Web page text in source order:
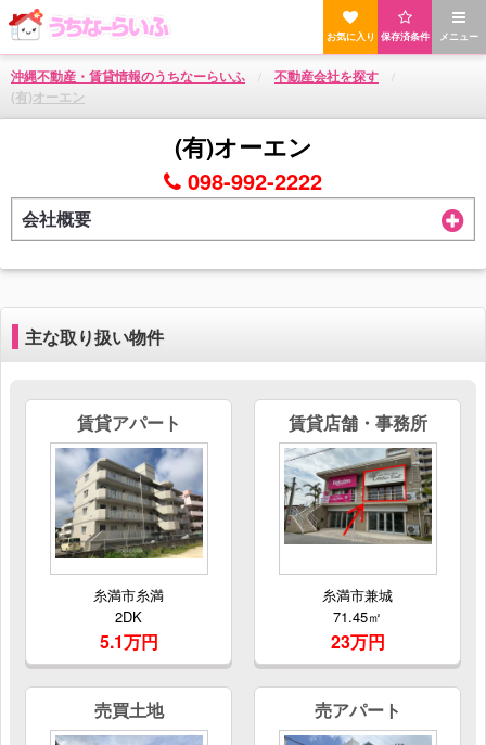
メニュー
保存済条件
お気に入り
沖縄不動産・賃貸情報のうちなーらいふ
不動産会社を探す
(有)オーエン
(有)オーエン
098-992-2222
会社概要
主な取り扱い物件
賃貸アパート
糸満市糸満
2DK
5.1万円
賃貸店舗・事務所
糸満市兼城
71.45㎡
23万円
売買土地 売アパート